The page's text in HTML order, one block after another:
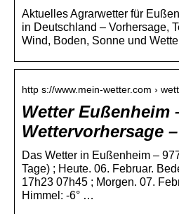
Aktuelles Agrarwetter für
in Deutschland – Vorhersage,
Wind, Boden, Sonne und
http s://www.mein-wetter.com ›
Wetter Eußenheim
Wettervorhersage
Das Wetter in Eußenheim –
Tage) ; Heute. 06. Februar.
17h23 07h45 ; Morgen. 07.
Himmel: -6° …